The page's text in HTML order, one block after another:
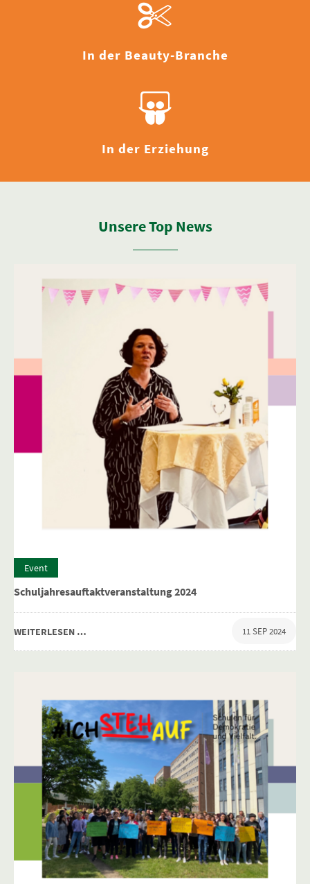
In der Beauty-Branche
In der Erziehung
Unsere Top News
Event
Schuljahresauftaktveranstaltung 2024
WEITERLESEN … 11 SEP 2024